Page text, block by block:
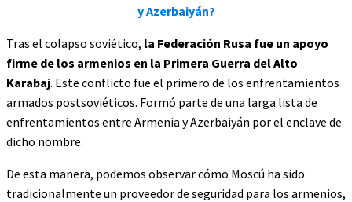
y Azerbaiyán?
Tras el colapso soviético, la Federación Rusa fue un apoyo
firme de los armenios en la Primera Guerra del Alto
Karabaj. Este conflicto fue el primero de los enfrentamientos
armados postsoviéticos. Formó parte de una larga lista de
enfrentamientos entre Armenia y Azerbaiyán por el enclave de
dicho nombre.
De esta manera, podemos observar cómo Moscú ha sido
tradicionalmente un proveedor de seguridad para los armenios,